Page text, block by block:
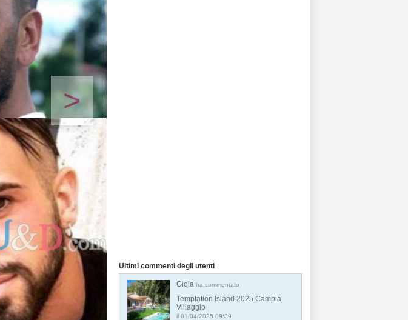
>
Ultimi commenti degli utenti
Gioia ha commentato
Temptation Island 2025 Cambia
Villaggio
il 01/04/2025 09:39